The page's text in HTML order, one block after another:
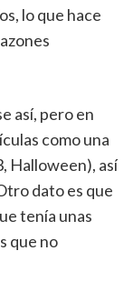
lo que hace
así, pero en
como una
Halloween), así
dato es que
tenía unas
que no